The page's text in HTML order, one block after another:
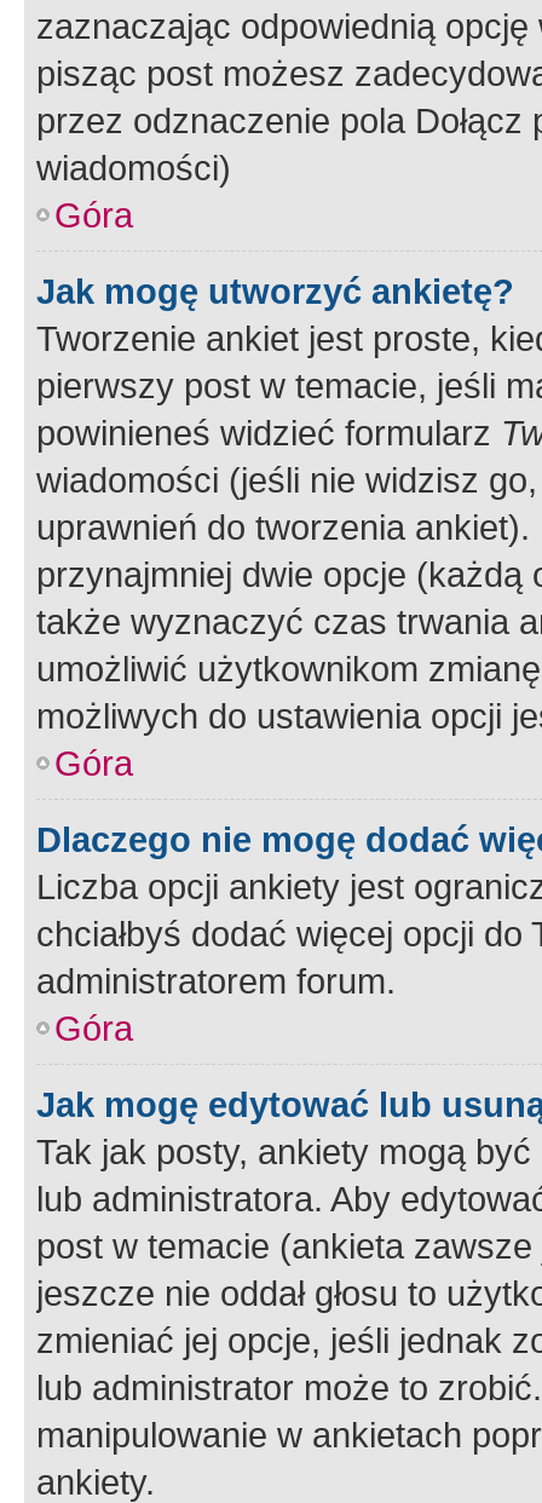
zaznaczając odpowiednią
pisząc post możesz
przez odznaczenie pola
wiadomości)
Góra
Jak mogę utworzyć ankietę?
Tworzenie ankiet jest proste,
pierwszy post w temacie, jeśli
powinieneś widzieć formularz
wiadomości (jeśli nie widzisz
uprawnień do tworzenia
przynajmniej dwie opcje
także wyznaczyć czas trwania
umożliwić użytkownikom
możliwych do ustawienia opcji
Góra
Dlaczego nie mogę dodać
Liczba opcji ankiety jest
chciałbyś dodać więcej opcji
administratorem forum.
Góra
Jak mogę edytować lub
Tak jak posty, ankiety mogą
lub administratora. Aby
post w temacie (ankieta
jeszcze nie oddał głosu to
zmieniać jej opcje, jeśli jednak
lub administrator może to
manipulowanie w ankietach
ankiety.